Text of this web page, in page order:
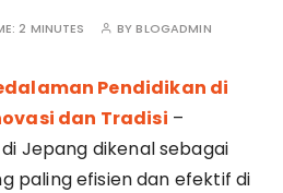
2 MINUTES BYBLOGADMIN
Pendidikan di
dan Tradisi –
Jepang dikenal sebagai
paling efisien dan efektif di